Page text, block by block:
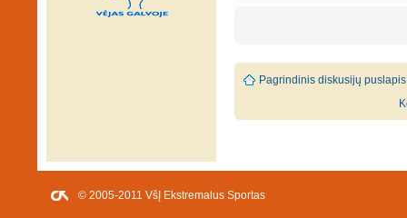
Pagrindinis diskusijų puslapis
© 2005-2011 VšĮ Ekstremalus Sportas